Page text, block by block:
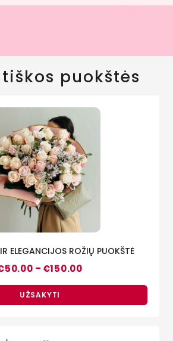
puokštės
ELEGANCIJOS ROŽIŲ PUOKŠTĖ
50.00 – €150.00Price
€50.00
€150.00
UŽSAKYTI